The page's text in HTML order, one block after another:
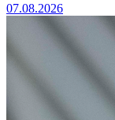
07.08.2026